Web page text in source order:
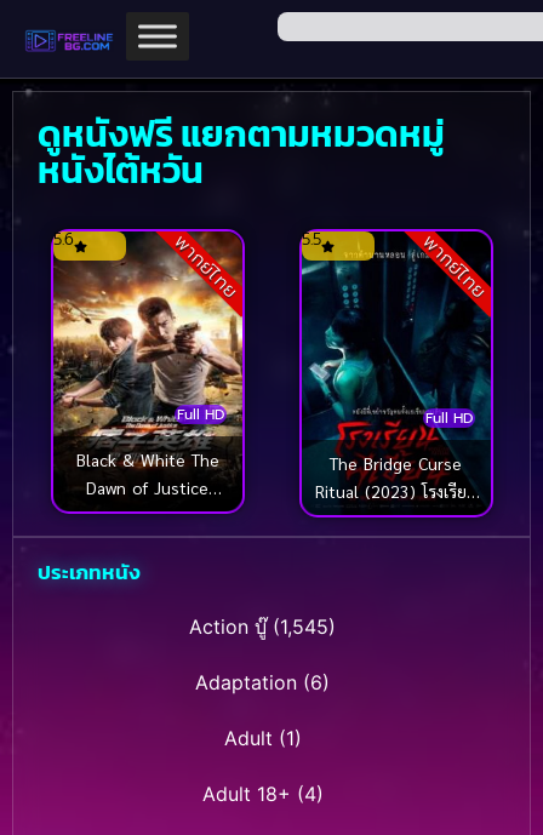
ดูหนังฟรี แยกตามหมวดหมู่
หนังไต้หวัน
พากย์ไทย
Full HD
5.6
Black & White The
Dawn of Justice
(2014) คู่มหาประลัย
ไวรัสล้างโลก
พากย์ไทย
Full HD
5.5
The Bridge Curse
Ritual (2023) โรงเรียน
ผีเฮี้ยน
ประเภทหนัง
Action บู๊(1,545)
Adaptation (6)
Adult (1)
Adult 18+ (4)